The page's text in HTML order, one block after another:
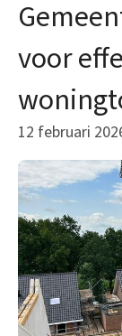
voor
12 februari